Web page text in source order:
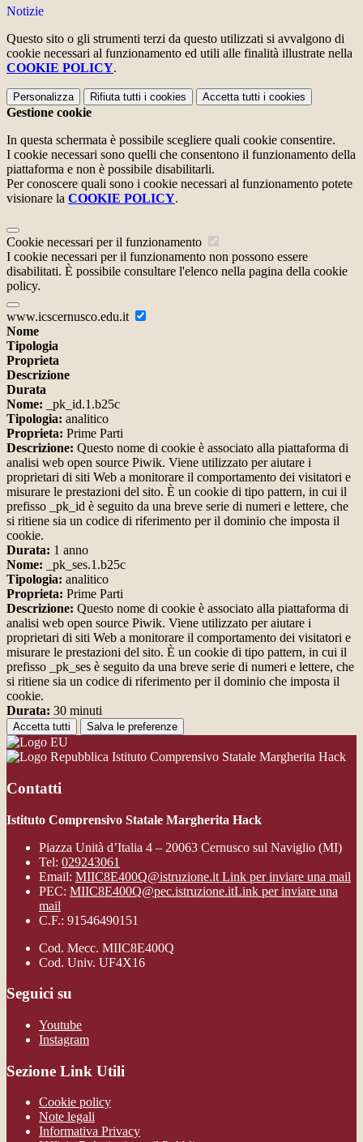
Notizie
Questo sito o gli strumenti terzi da questo utilizzati si avvalgono di
cookie necessari al funzionamento ed utili alle finalità illustrate nella
COOKIE POLICY.
Personalizza Rifiuta tutti i cookies Accetta tutti i cookies
Gestione cookie
In questa schermata è possibile scegliere quali cookie consentire.
I cookie necessari sono quelli che consentono il funzionamento della
piattaforma e non è possibile disabilitarli.
Per conoscere quali sono i cookie necessari al funzionamento potete
visionare la COOKIE POLICY.
Cookie necessari per il funzionamento
I cookie necessari per il funzionamento non possono essere
disabilitati. È possibile consultare l'elenco nella pagina della cookie
policy.
www.icscernusco.edu.it
Nome
Tipologia
Proprieta
Descrizione
Durata
Nome: _pk_id.1.b25c
Tipologia: analitico
Proprieta: Prime Parti
Descrizione: Questo nome di cookie è associato alla piattaforma di
analisi web open source Piwik. Viene utilizzato per aiutare i
proprietari di siti Web a monitorare il comportamento dei visitatori e
misurare le prestazioni del sito. È un cookie di tipo pattern, in cui il
prefisso _pk_id è seguito da una breve serie di numeri e lettere, che
si ritiene sia un codice di riferimento per il dominio che imposta il
cookie.
Durata: 1 anno
Nome: _pk_ses.1.b25c
Tipologia: analitico
Proprieta: Prime Parti
Descrizione: Questo nome di cookie è associato alla piattaforma di
analisi web open source Piwik. Viene utilizzato per aiutare i
proprietari di siti Web a monitorare il comportamento dei visitatori e
misurare le prestazioni del sito. È un cookie di tipo pattern, in cui il
prefisso _pk_ses è seguito da una breve serie di numeri e lettere, che
si ritiene sia un codice di riferimento per il dominio che imposta il
cookie.
Durata: 30 minuti
Accetta tutti Salva le preferenze
Istituto Comprensivo Statale Margherita Hack
Contatti
Istituto Comprensivo Statale Margherita Hack
Piazza Unità d’Italia 4 – 20063 Cernusco sul Naviglio (MI)
Tel: 029243061
Email: MIIC8E400Q@istruzione.it Link per inviare una mail
PEC: MIIC8E400Q@pec.istruzione.itLink per inviare una
mail
C.F.: 91546490151
Cod. Mecc. MIIC8E400Q
Cod. Univ. UF4X16
Seguici su
Youtube
Instagram
Sezione Link Utili
Cookie policy
Note legali
Informativa Privacy